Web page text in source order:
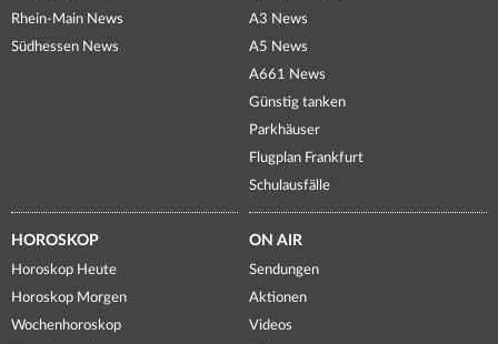
Rhein-Main News
Südhessen News
A3 News
A5 News
A661 News
Günstig tanken
Parkhäuser
Flugplan Frankfurt
Schulausfälle
HOROSKOP
Horoskop Heute
Horoskop Morgen
Wochenhoroskop
ON AIR
Sendungen
Aktionen
Videos